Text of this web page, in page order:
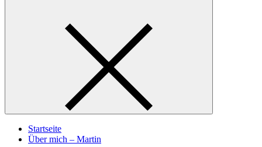
Startseite
Über mich – Martin